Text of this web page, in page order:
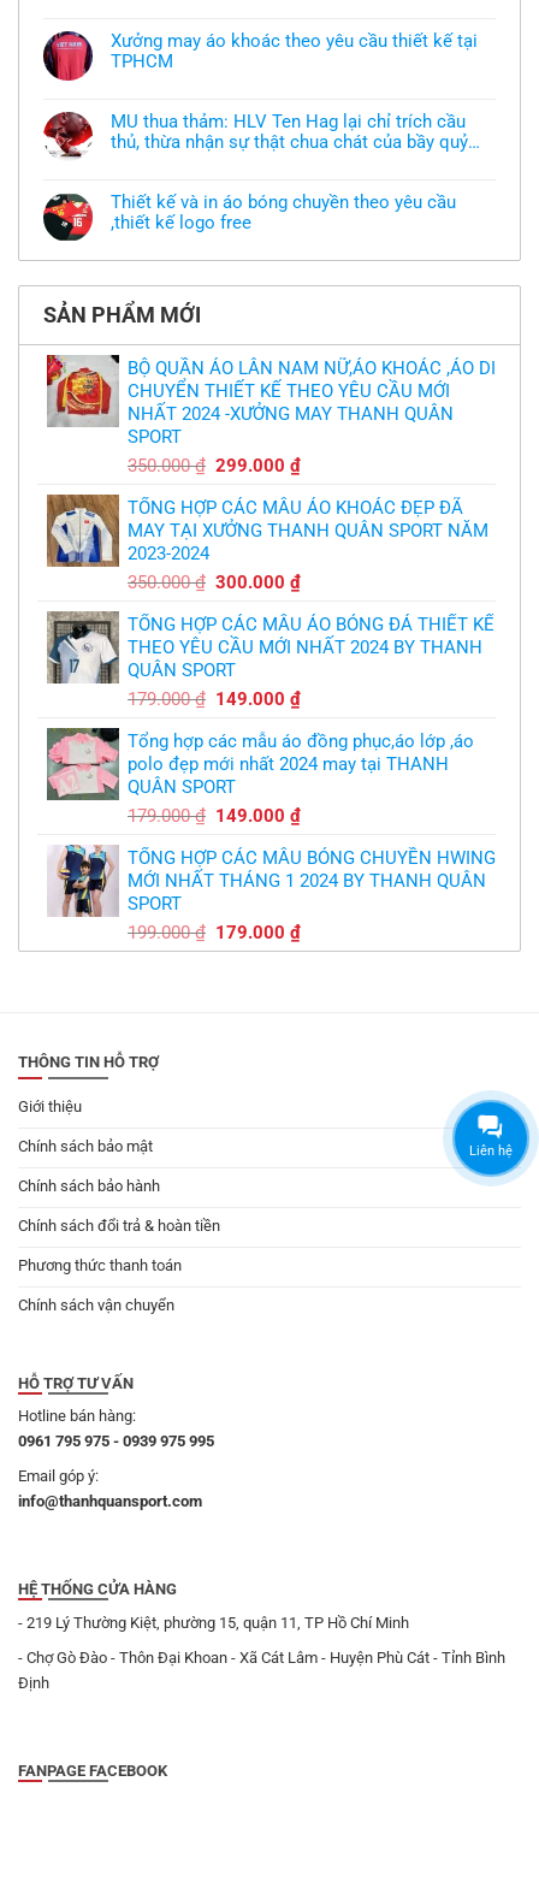
bình
luận
ở
áo
thun
đồng
chưa
có
mẫu
thì
làm
Xưởng may áo khoác theo yêu cầu thiết kế tại
TPHCM
bình
luận
ở
khoác
theo
yêu
thiết
tại
TPHCM
MU thua thảm: HLV Ten Hag lại chỉ trích cầu
thủ, thừa nhận sự thật chua chát của bầy quỷ
bình
luận
ở
thảm:
Hag
lại
trích
cầu
thủ,
thừa
nhận
sự
thật
chát
bầy
quỷ
nhỏ
Thiết kế và in áo bóng chuyền theo yêu cầu
,thiết kế logo free
có
luận
Thiết
và
in
áo
bóng
chuyền
theo
,thiết
free
SẢN PHẨM MỚI
BỘ QUẦN ÁO LÂN NAM NỮ,ÁO KHOÁC ,ÁO DI
CHUYỂN THIẾT KẾ THEO YÊU CẦU MỚI
NHẤT 2024 -XƯỞNG MAY THANH QUÂN
SPORT
350.000₫ Giá
là:
350.000 ₫.
299.000₫Giá
tại
là:
TỔNG HỢP CÁC MẪU ÁO KHOÁC ĐẸP ĐÃ
MAY TẠI XƯỞNG THANH QUÂN SPORT NĂM
2023-2024
350.000₫ Giá
là:
350.000 ₫.
300.000₫Giá
tại
là:
TỔNG HỢP CÁC MẪU ÁO BÓNG ĐÁ THIẾT KẾ
THEO YÊU CẦU MỚI NHẤT 2024 BY THANH
QUÂN SPORT
179.000₫ Giá
là:
179.000 ₫.
149.000₫Giá
tại
là:
Tổng hợp các mẫu áo đồng phục,áo lớp ,áo
polo đẹp mới nhất 2024 may tại THANH
QUÂN SPORT
179.000₫ Giá
là:
179.000 ₫.
149.000₫Giá
tại
là:
TỔNG HỢP CÁC MẪU BÓNG CHUYỀN HWING
MỚI NHẤT THÁNG 1 2024 BY THANH QUÂN
SPORT
199.000₫ Giá
gốc
179.000₫Giá
hiện
THÔNG TIN HỖ TRỢ
Giới thiệu
Chính sách bảo mật
Chính sách bảo hành
Chính sách đổi trả & hoàn tiền
Phương thức thanh toán
Chính sách vận chuyển
HỖ TRỢ TƯ VẤN
Hotline bán hàng:
0961 795 975 - 0939 975 995
Email góp ý:
info@thanhquansport.com
HỆ THỐNG CỬA HÀNG
- 219 Lý Thường Kiệt, phường 15, quận 11, TP Hồ Chí Minh
- Chợ Gò Đào - Thôn Đại Khoan - Xã Cát Lâm - Huyện Phù Cát - Tỉnh Bình
Định
FANPAGE FACEBOOK
Liên hệ